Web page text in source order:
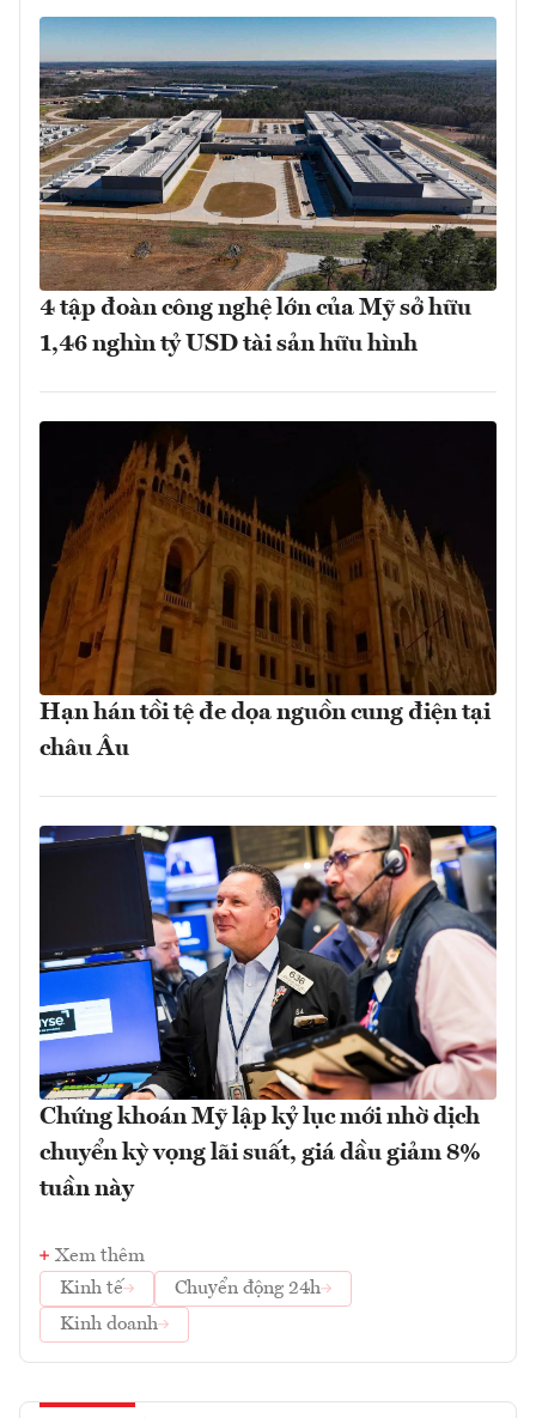
4 tập đoàn công nghệ lớn của Mỹ sở hữu
1,46 nghìn tỷ USD tài sản hữu hình
Hạn hán tồi tệ đe dọa nguồn cung điện tại
châu Âu
Chứng khoán Mỹ lập kỷ lục mới nhờ dịch
chuyển kỳ vọng lãi suất, giá dầu giảm 8%
tuần này
Xem thêm
Kinh tế
Chuyển động 24h
Kinh doanh